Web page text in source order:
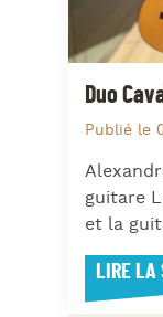
Duo
Publié le
guitare
et la
LIRE LA